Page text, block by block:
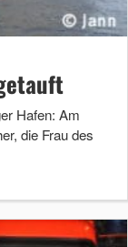
Hafen: Am
die Frau des